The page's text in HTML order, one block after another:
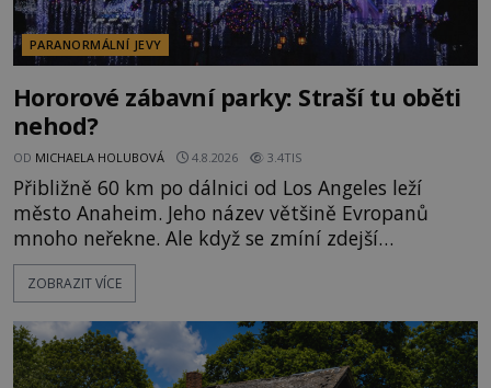
PARANORMÁLNÍ JEVY
Hororové zábavní parky: Straší tu oběti
nehod?
OD MICHAELA HOLUBOVÁ 4.8.2026 3.4TIS
Přibližně 60 km po dálnici od Los Angeles leží
město Anaheim. Jeho název většině Evropanů
mnoho neřekne. Ale když se zmíní zdejší
Disneyland, je hned jasno. Zábavní park vyroste na
poklidném místě bývalého sadu pomerančovníků.
kolem 17 000 000 zábavychtivých lidí ročně. A ač je
velká snaha to utajit, někteří z
ZOBRAZIT VÍCE